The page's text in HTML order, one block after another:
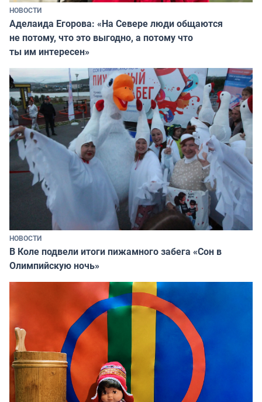
НОВОСТИ
Аделаида Егорова: «На Севере люди общаются
не потому, что это выгодно, а потому что
ты им интересен»
НОВОСТИ
В Коле подвели итоги пижамного забега «Сон в
Олимпийскую ночь»